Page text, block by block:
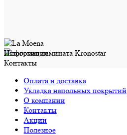
Информация
Контакты
Оплата и доставка
Укладка напольных покрытий
О компании
Контакты
Акции
Полезное